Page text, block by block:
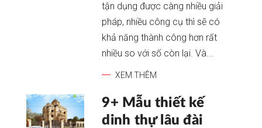
tận dụng được càng nhiều giải
pháp, nhiều công cụ thì sẽ có
khả năng thành công hơn rất
nhiều so với số còn lại. Và...
XEM THÊM
9+ Mẫu thiết kế
dinh thự lâu đài